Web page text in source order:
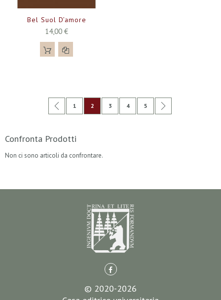
Bel Suol D’amore
14,00 €
Pagina Pagina
Precedente
Pagina
1 Attualmente stai leggendo la pagina
2 Pagina
3 Pagina
4 Pagina
5
Confronta Prodotti
Non ci sono articoli da confrontare.
© 2020-2026